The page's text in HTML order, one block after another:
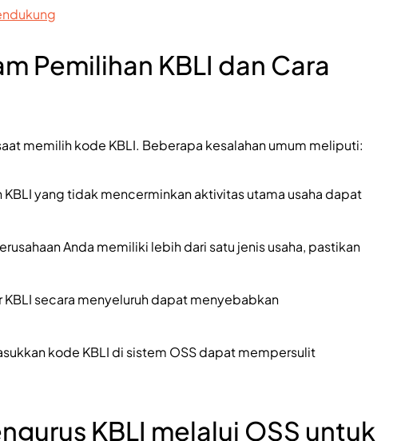
Pemilihan KBLI dan Cara
memilih kode KBLI. Beberapa kesalahan umum meliputi:
KBLI yang tidak mencerminkan aktivitas utama usaha dapat
Anda memiliki lebih dari satu jenis usaha, pastikan
secara menyeluruh dapat menyebabkan
kode KBLI di sistem OSS dapat mempersulit
KBLI melalui OSS untuk